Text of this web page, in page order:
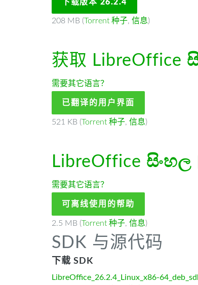
下载版本 26.2.4
208 MB (Torrent 种子, 信息)
获取 LibreOffice
需要其它语言？
已翻译的用户界面
521 KB (Torrent 种子, 信息)
LibreOffice සිංහල
需要其它语言？
可离线使用的帮助
2.5 MB (Torrent 种子, 信息)
SDK 与源代码
下载 SDK
LibreOffice_26.2.4_Linux_x86-